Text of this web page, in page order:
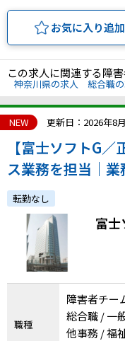
お気に入り追加
この求人に関連する障
神奈川県の求人 総合職
NEW 更新日：2026年8
【富士ソフトG
ス業務を担当｜
役割へ、育成や業
プ！（桜木町・年
転勤なし
富士
職種
障害者チー
総合職 / 一
他事務 / 福